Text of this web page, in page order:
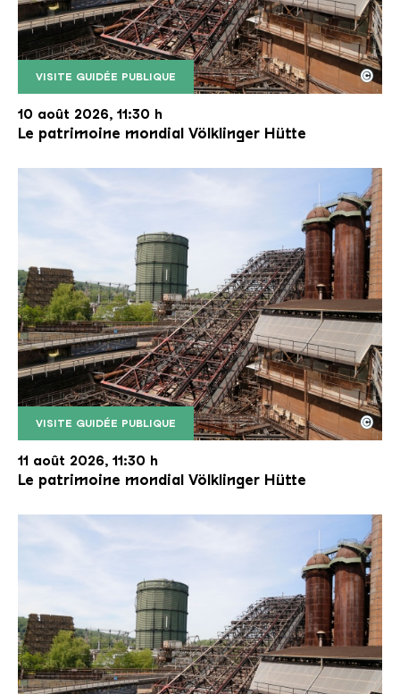
VISITE GUIDÉE PUBLIQUE
Le monte-charge incliné de la Völklinger Hütte
Copyright: Weltkulturerbe Völklinger Hütte | Karl
©
10 août 2026, 11:30 h
Le patrimoine mondial Völklinger Hütte
VISITE GUIDÉE PUBLIQUE
Le monte-charge incliné de la Völklinger Hütte
Copyright: Weltkulturerbe Völklinger Hütte | Karl
©
11 août 2026, 11:30 h
Le patrimoine mondial Völklinger Hütte